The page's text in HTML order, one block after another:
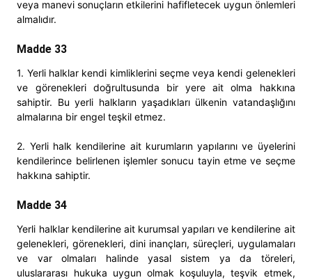
veya manevi sonuçların etkilerini hafifletecek uygun önlemleri
almalıdır.
Madde 33
1. Yerli halklar kendi kimliklerini seçme veya kendi gelenekleri
ve görenekleri doğrultusunda bir yere ait olma hakkına
sahiptir. Bu yerli halkların yaşadıkları ülkenin vatandaşlığını
almalarına bir engel teşkil etmez.
2. Yerli halk kendilerine ait kurumların yapılarını ve üyelerini
kendilerince belirlenen işlemler sonucu tayin etme ve seçme
hakkına sahiptir.
Madde 34
Yerli halklar kendilerine ait kurumsal yapıları ve kendilerine ait
gelenekleri, görenekleri, dini inançları, süreçleri, uygulamaları
ve var olmaları halinde yasal sistem ya da töreleri,
uluslararası hukuka uygun olmak koşuluyla, teşvik etmek,